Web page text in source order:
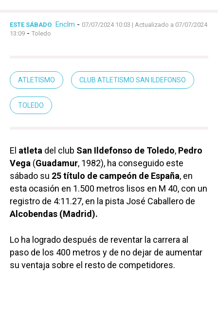
ESTE SÁBADO Enclm - 07/07/2024 10:03 | Actualizado a 07/07/2024
13:09 - Toledo
ATLETISMO CLUB ATLETISMO SAN ILDEFONSO
TOLEDO
El atleta del club San Ildefonso de Toledo, Pedro
Vega (Guadamur, 1982), ha conseguido este
sábado su 25 título de campeón de España, en
esta ocasión en 1.500 metros lisos en M 40, con un
registro de 4:11.27, en la pista José Caballero de
Alcobendas (Madrid).
Lo ha logrado después de reventar la carrera al
paso de los 400 metros y de no dejar de aumentar
su ventaja sobre el resto de competidores.